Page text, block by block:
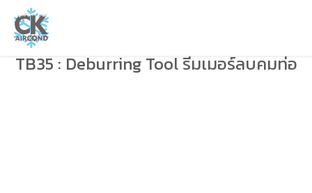
TB35 : Deburring Tool รีมเมอร์ลบคมท่อ